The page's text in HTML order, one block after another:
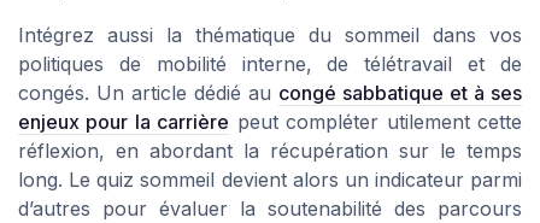
Intégrez aussi la thématique du sommeil dans vos
politiques de mobilité interne, de télétravail et de
congés. Un article dédié au congé sabbatique et à ses
enjeux pour la carrière peut compléter utilement cette
réflexion, en abordant la récupération sur le temps
long. Le quiz sommeil devient alors un indicateur parmi
d’autres pour évaluer la soutenabilité des parcours